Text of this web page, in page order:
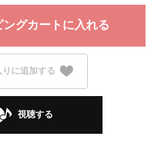
ングカートに入れる
に追加する
視聴する